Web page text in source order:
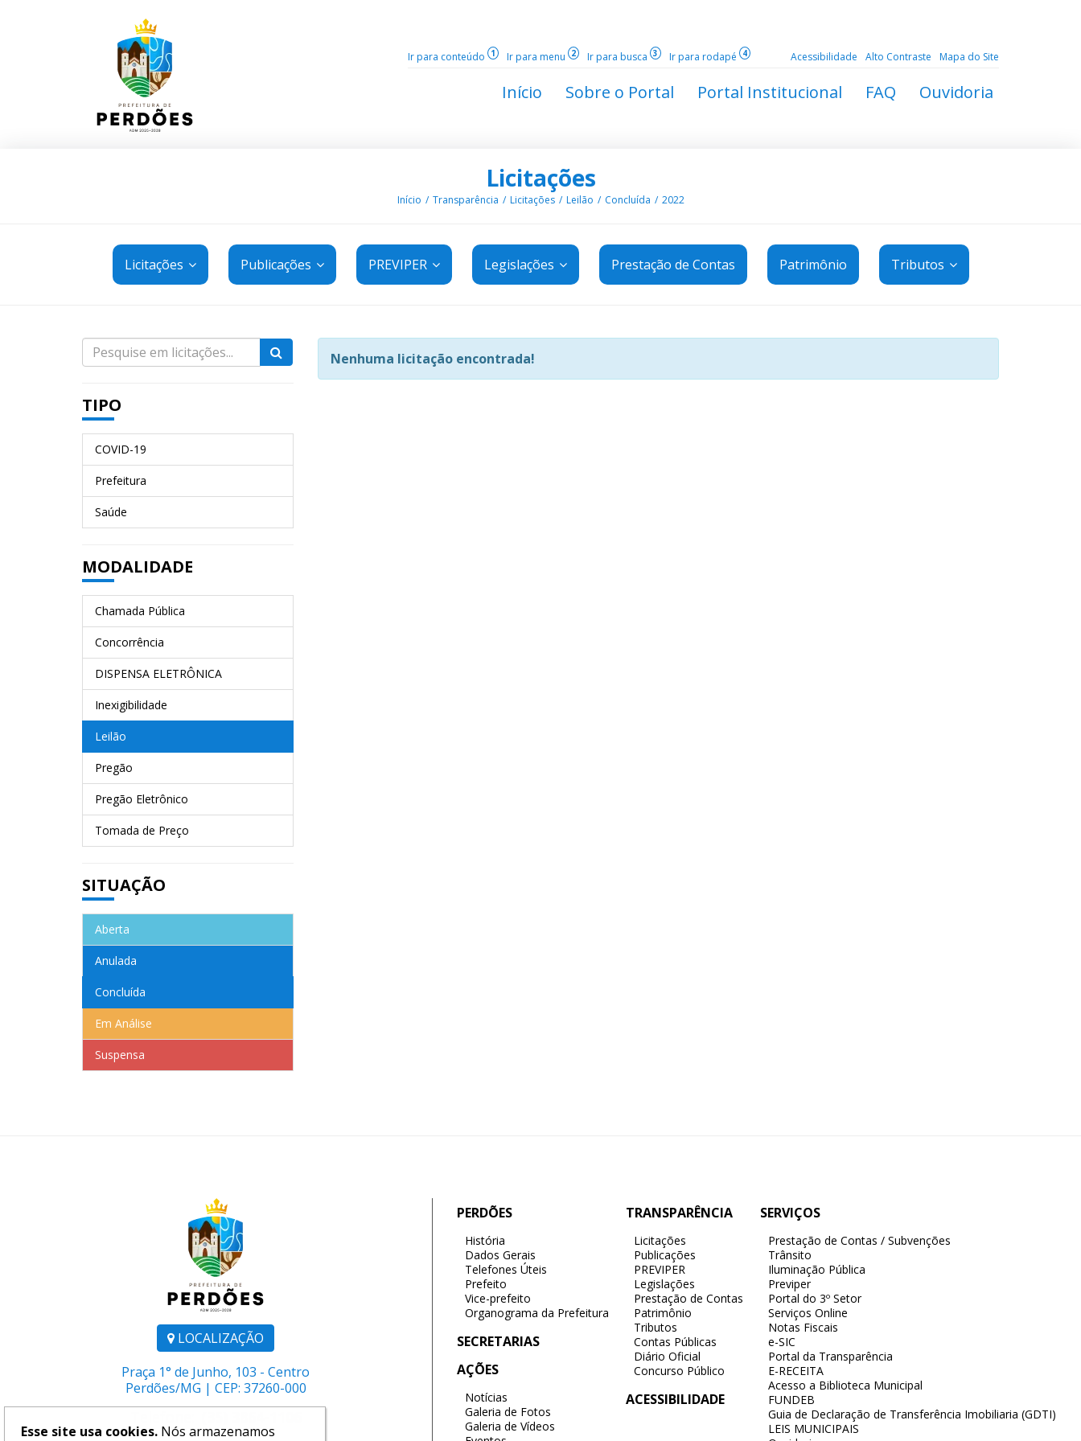
Ir para conteúdo 1 Ir para menu 2 Ir para busca 3 Ir para rodapé 4 Acessibilidade Alto Contraste Mapa do Site
Início Sobre o Portal Portal Institucional FAQ Ouvidoria
Licitações
Início Transparência Licitações Leilão Concluída 2022
Licitações Publicações PREVIPER Legislações Prestação de Contas Patrimônio Tributos
TIPO
COVID-19
Prefeitura
Saúde
MODALIDADE
Chamada Pública
Concorrência
DISPENSA ELETRÔNICA
Inexigibilidade
Leilão
Pregão
Pregão Eletrônico
Tomada de Preço
SITUAÇÃO
Aberta
Anulada
Concluída
Em Análise
Suspensa
Nenhuma licitação encontrada!
LOCALIZAÇÃO
Praça 1° de Junho, 103 - Centro
Perdões/MG | CEP: 37260-000
PERDÕES
História
Dados Gerais
Telefones Úteis
Prefeito
Vice-prefeito
Organograma da Prefeitura
SECRETARIAS
AÇÕES
Notícias
Galeria de Fotos
Galeria de Vídeos
TRANSPARÊNCIA
Licitações
Publicações
PREVIPER
Legislações
Prestação de Contas
Patrimônio
Tributos
Contas Públicas
Diário Oficial
Concurso Público
ACESSIBILIDADE
SERVIÇOS
Prestação de Contas / Subvenções
Trânsito
Iluminação Pública
Previper
Portal do 3º Setor
Serviços Online
Notas Fiscais
e-SIC
Portal da Transparência
E-RECEITA
Acesso a Biblioteca Municipal
FUNDEB
Guia de Declaração de Transferência Imobiliaria (GDTI)
LEIS MUNICIPAIS
Esse site usa cookies. Nós armazenamos